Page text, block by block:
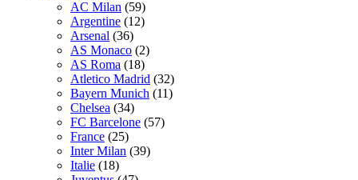
AC Milan (59)
Argentine (12)
Arsenal (36)
AS Monaco (2)
AS Roma (18)
Atletico Madrid (32)
Bayern Munich (11)
Chelsea (34)
FC Barcelone (57)
France (25)
Inter Milan (39)
Italie (18)